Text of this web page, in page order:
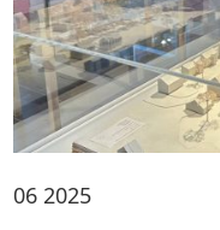
06 2025